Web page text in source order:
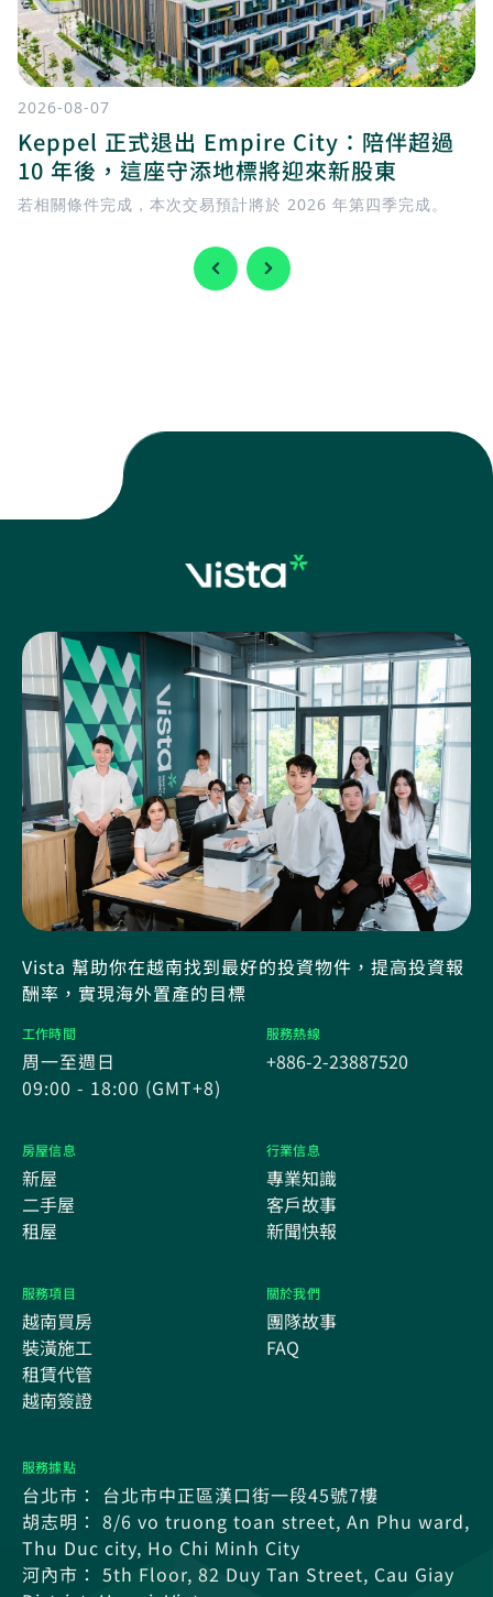
2026-08-07
Keppel 正式退出 Empire City：陪伴超過
10 年後，這座守添地標將迎來新股東
若相關條件完成，本次交易預計將於 2026 年第四季完成。
Vista 幫助你在越南找到最好的投資物件，提高投資報
酬率，實現海外置產的目標
工作時間
周一至週日
09:00 - 18:00 (GMT+8)
服務熱線
+886-2-23887520
房屋信息
新屋
二手屋
租屋
行業信息
專業知識
客戶故事
新聞快報
服務項目
越南買房
裝潢施工
租賃代管
越南簽證
關於我們
團隊故事
FAQ
服務據點
台北市： 台北市中正區漢口街一段45號7樓
胡志明： 8/6 vo truong toan street, An Phu ward,
Thu Duc city, Ho Chi Minh City
河內市： 5th Floor, 82 Duy Tan Street, Cau Giay